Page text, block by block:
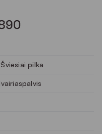
pilka